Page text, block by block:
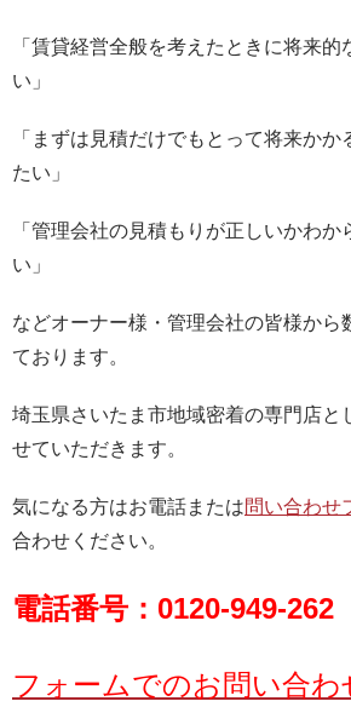
「賃貸経営全般を考えたときに将来的
い」
「まずは見積だけでもとって将来かか
たい」
「管理会社の見積もりが正しいかわか
い」
などオーナー様・管理会社の皆様から
ております。
埼玉県さいたま市地域密着の専門店と
せていただきます。
気になる方はお電話または問い合わせ
合わせください。
電話番号： 0120-949-262
フォームでのお問い合わ